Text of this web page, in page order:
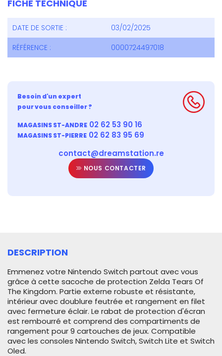
FICHE TECHNIQUE
DATE DE SORTIE :
03/02/2025
RÉFÉRENCE :
0000724497018
Besoin d'un expert
pour vous conseiller ?
MAGASINS ST-ANDRE 02 62 53 90 16
MAGASINS ST-PIERRE 02 62 83 95 69
contact@dreamstation.re
NOUS CONTACTER
DESCRIPTION
Emmenez votre Nintendo Switch partout avec vous
grâce à cette sacoche de protection Zelda Tears Of
The Kingdom. Partie externe robuste et résistante,
intérieur avec doublure feutrée et rangement en filet
avec fermeture éclair. Le rabat de protection d'écran
est rembourré et comprend des compartiments de
rangement pour 9 cartouches de jeux. Compatible
avec les consoles Nintendo Switch, Switch Lite et Switch
Oled.